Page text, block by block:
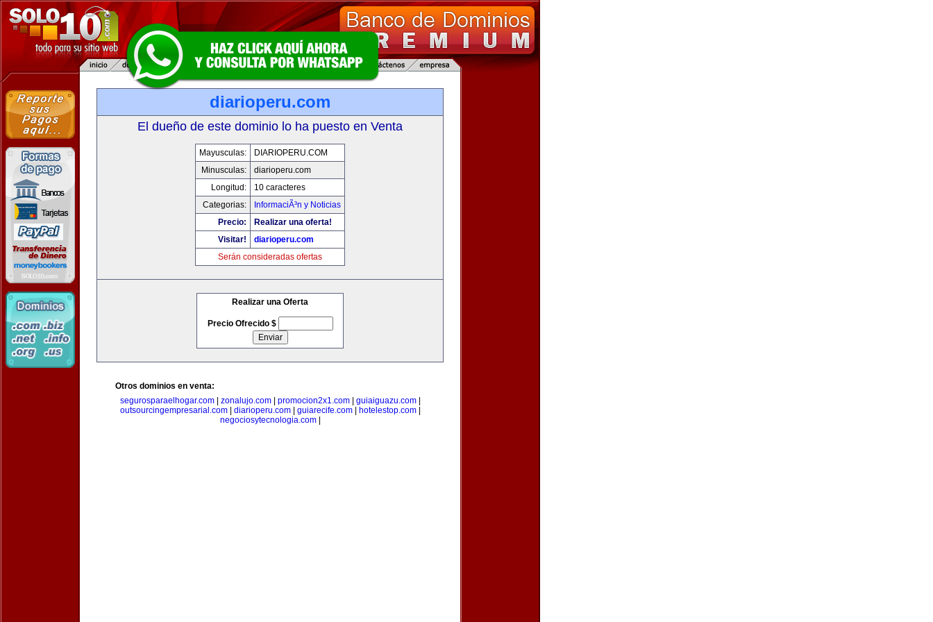
diarioperu.com
El dueño de este dominio lo ha puesto en Venta
Mayusculas:
DIARIOPERU.COM
Minusculas:
diarioperu.com
Longitud:
10 caracteres
Categorias:
InformaciÃ³n y Noticias
Precio:
Realizar una oferta!
Visitar!
diarioperu.com
Serán consideradas ofertas
Realizar una Oferta
Precio Ofrecido $
Otros dominios en venta:
segurosparaelhogar.com| zonalujo.com| promocion2x1.com| guiaiguazu.com|
outsourcingempresarial.com| diarioperu.com| guiarecife.com| hotelestop.com|
negociosytecnologia.com|